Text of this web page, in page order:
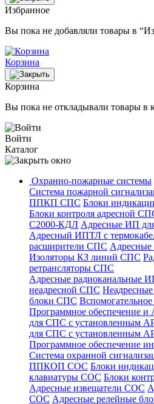
Избранное
Вы пока не добавляли товары в
Корзина
Корзина
Вы пока не откладывали товары в
Войти
Каталог
Охранно-пожарные системы
Система пожарной
ППКП СПС Блоки
Блоки контроля адресной
С2000-КДЛ Адресные ИП
Адресный ИПТЛ с
расширители СПС
Изоляторы КЗ линий СПС
ретрансляторы СПС
Адресные радиоканальные
неадресной СПС
блоки СПС
Программное обеспечение
для СПС с установленным
для СПС с установленным
Программное обеспечение
Система охранной
ППКОП СОС Блоки
клавиатуры СОС Блоки
Адресные извещатели СОС
СОС Адресные релейные